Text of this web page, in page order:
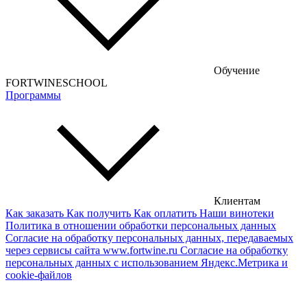
Португальские вина
Аргентинские вина
Армянские вина
Американские вина
Грузинские вина
Сирийские вина
Обучение
FORTWINESCHOOL
Программы
Клиентам
Как заказать Как получить Как оплатить Наши винотеки
Политика в отношении обработки персональных данных
Согласие на обработку персональных данных, передаваемых
через сервисы сайта www.fortwine.ru Согласие на обработку
персональных данных с использованием Яндекс.Метрика и
cookie-файлов